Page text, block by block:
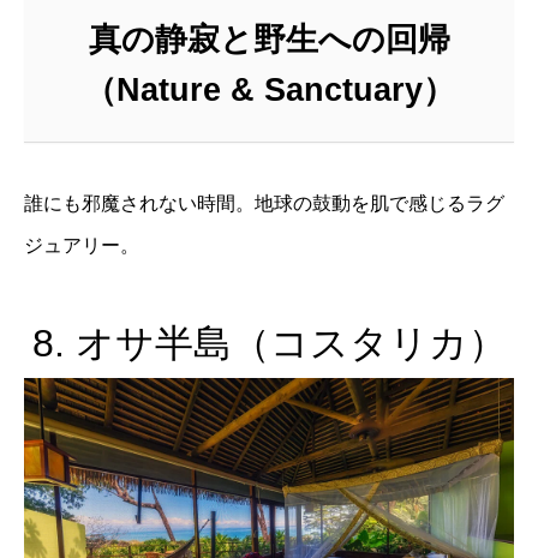
真の静寂と野生への回帰
（Nature & Sanctuary）
誰にも邪魔されない時間。地球の鼓動を肌で感じるラグ
ジュアリー。
8. オサ半島（コスタリカ）